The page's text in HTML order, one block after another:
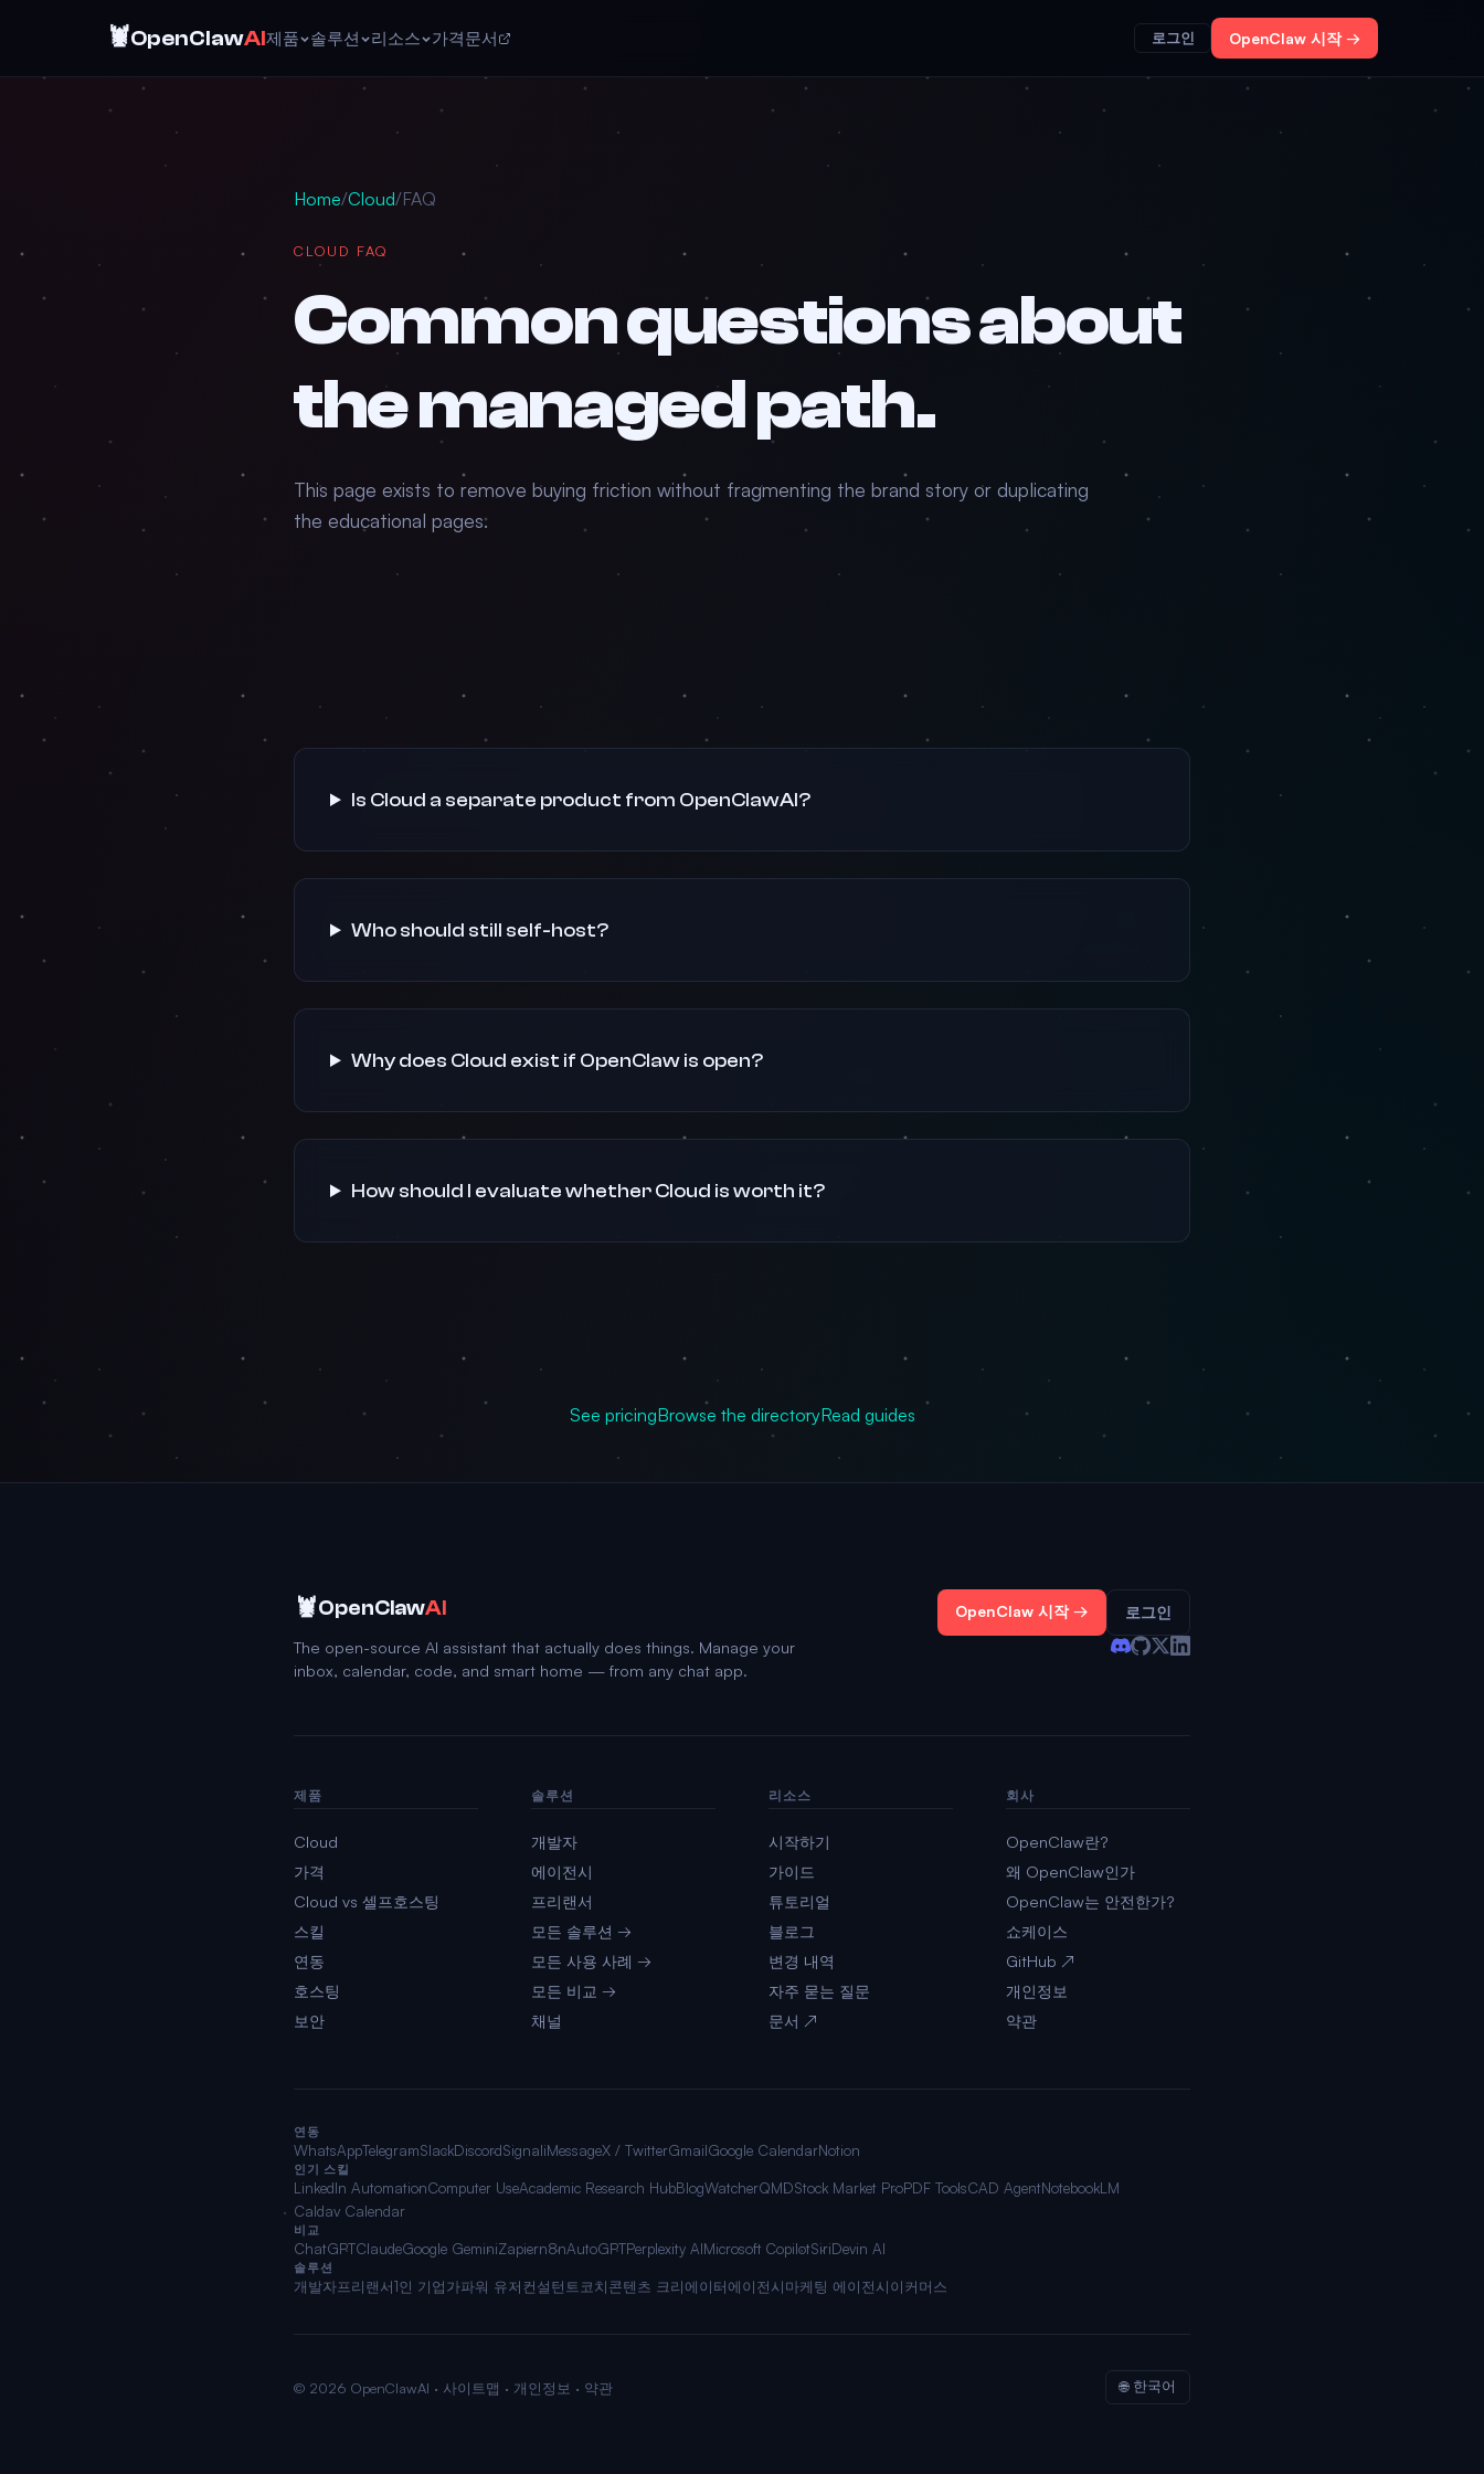
🦞OpenClawAI제품 솔루션 리소스 가격문서 로그인 OpenClaw 시작 →
Home/Cloud/FAQ
CLOUD FAQ
Common questions about
the managed path.
This page exists to remove buying friction without fragmenting the brand story or duplicating
the educational pages.
Is Cloud a separate product from OpenClawAI?
Who should still self-host?
Why does Cloud exist if OpenClaw is open?
How should I evaluate whether Cloud is worth it?
See pricingBrowse the directoryRead guides
🦞OpenClawAI
The open-source AI assistant that actually does things. Manage your
inbox, calendar, code, and smart home — from any chat app.
OpenClaw 시작 → 로그인
제품
Cloud
가격
Cloud vs 셀프호스팅
스킬
연동
호스팅
보안
솔루션
개발자
에이전시
프리랜서
모든 솔루션 →
모든 사용 사례 →
모든 비교 →
채널
리소스
시작하기
가이드
튜토리얼
블로그
변경 내역
자주 묻는 질문
문서 ↗
회사
OpenClaw란?
왜 OpenClaw인가
OpenClaw는 안전한가?
쇼케이스
GitHub ↗
개인정보
약관
연동
WhatsAppTelegramSlackDiscordSignaliMessageX / TwitterGmailGoogle CalendarNotion
인기 스킬
LinkedIn AutomationComputer UseAcademic Research HubBlogWatcherQMDStock Market ProPDF ToolsCAD AgentNotebookLM
Caldav Calendar
비교
ChatGPTClaudeGoogle GeminiZapiern8nAutoGPTPerplexity AIMicrosoft CopilotSiriDevin AI
솔루션
개발자프리랜서1인 기업가파워 유저컨설턴트 코치콘텐츠 크리에이터에이전시마케팅 에이전시이커머스
© 2026 OpenClawAI · 사이트맵 · 개인정보 · 약관 🌐 한국어